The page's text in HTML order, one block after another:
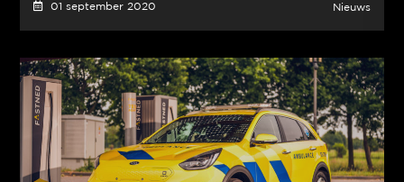
01 september 2020 Nieuws